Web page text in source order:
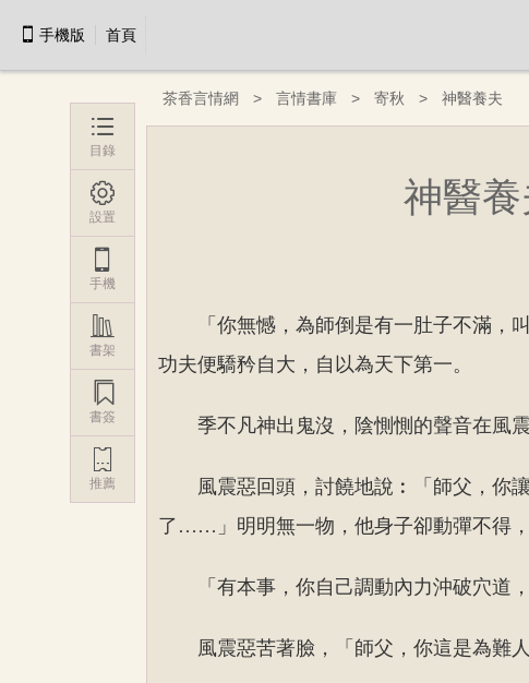
手機版 首頁
茶香言情網 言情書庫 寄秋 神醫養夫
神醫
「你無憾，為師倒是有一肚子不滿
功夫便驕矜自大，自以為天下第一。
季不凡神出鬼沒，陰惻惻的聲音在風
風震惡回頭，討饒地說︰「師父，
了……」明明無一物，他身子卻動彈不得，
「有本事，你自己調動內力沖破穴道
風震惡苦著臉，「師父，你這是為難人

目錄

設置
手機

書架

書簽

推薦